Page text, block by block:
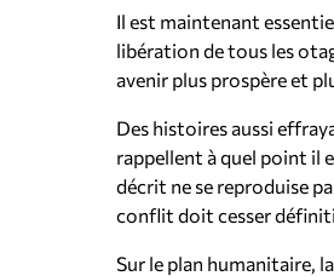
Il est maintenant
libération de tous les
avenir plus prospère et
Des histoires aussi
rappellent à quel point il
décrit ne se reproduise
conflit doit cesser
Sur le plan humanitaire,